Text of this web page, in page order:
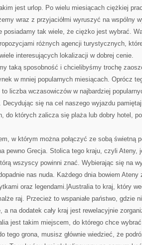
jest urlop. Po wielu miesiącach ciężkiej
wraz z przyjaciółmi wyruszyć na wspólny
posiadamy tak wiele, że ciężko jest wybrać.
różnych agencji turystycznych,
interesujących lokalizacji w dobrej cenie.
taką sposobność i chcielibyśmy trochę
w mniej popularnych miesiącach. Oprócz
liczba wczasowiczów w najbardziej
Decydując się na cel naszego wyjazdu
do których zalicza się plaża lub dobry hotel,
w którym można połączyć ze sobą świetną
pewno Grecja. Stolica tego kraju, czyli Ateny,
wszyscy powinni znać. Wybierając się na
nas nuda. Każdego dnia bowiem
oraz legendami.|Australia to kraj, który
raj. Przecież to wspaniałe państwo, gdzie
a na dodatek cały kraj jest rewelacyjnie
jest takim miejscem, do którego chce
tego grona, musisz głównie wiedzieć, że